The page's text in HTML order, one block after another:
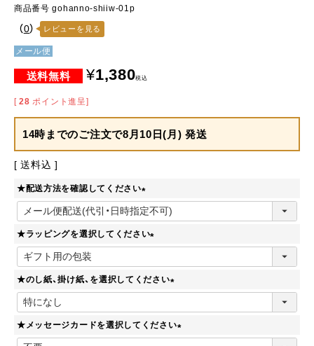
商品番号 gohanno-shiiw-01p
（0） レビューを見る
メール便
¥1,380税込
[ 28 ポイント進呈]
14時までのご注文で8月10日(月) 発送
送料込
★配送方法を確認してください
(
必
須
)
★ラッピングを選択してください
必
須
)
★のし紙、掛け紙、を選択してください
必
須
)
★メッセージカードを選択してください